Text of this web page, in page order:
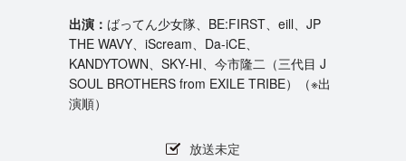
ばってん少女隊、BE:FIRST、eill、JP
THE WAVY、iScream、Da-iCE、
KANDYTOWN、SKY-HI、今市隆二（三代目 J
SOUL BROTHERS from EXILE TRIBE）（※出
演順）
放送未定